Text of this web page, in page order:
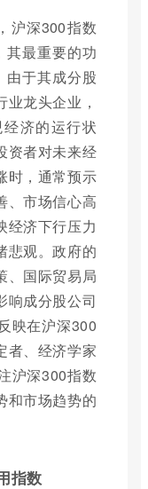
沪深300指数
其最重要的功
由于其成分股
龙头企业，
济的运行状
资者对未来经
时，通常预示
、市场信心高
经济下行压力
悲观。政府的
、国际贸易局
响成分股公司
映在沪深300
者、经济学家
沪深300指数
和市场趋势的
指数